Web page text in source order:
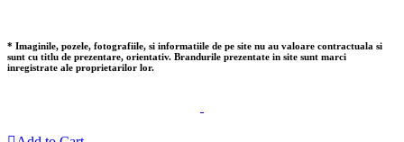
* Imaginile, pozele, fotografiile, si informatiile de pe site nu au valoare contractuala si
sunt cu titlu de prezentare, orientativ. Brandurile prezentate in site sunt marci
inregistrate ale proprietarilor lor.